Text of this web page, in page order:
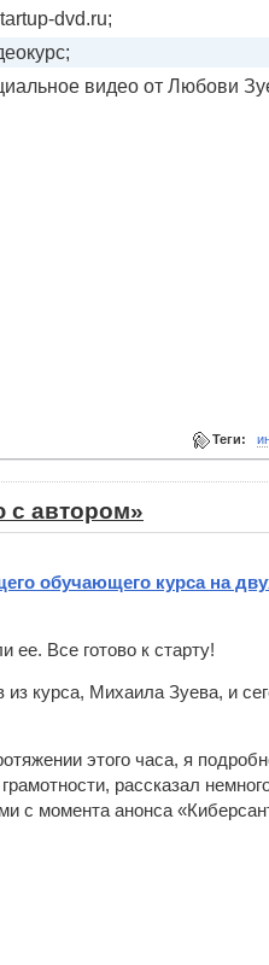
dvd.ru;
видео от Любови
Теги:
с автором»
обучающего курса на
ее. Все готово к старту!
курса, Михаила Зуева, и
этого часа, я
рассказал
с момента анонса